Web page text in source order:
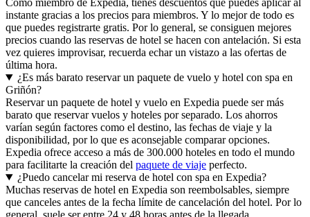
Como miembro de Expedia, tienes descuentos que puedes aplicar al
instante gracias a los precios para miembros. Y lo mejor de todo es
que puedes registrarte gratis. Por lo general, se consiguen mejores
precios cuando las reservas de hotel se hacen con antelación. Si esta
vez quieres improvisar, recuerda echar un vistazo a las ofertas de
última hora.
¿Es más barato reservar un paquete de vuelo y hotel con spa en
Griñón?
Reservar un paquete de hotel y vuelo en Expedia puede ser más
barato que reservar vuelos y hoteles por separado. Los ahorros
varían según factores como el destino, las fechas de viaje y la
disponibilidad, por lo que es aconsejable comparar opciones.
Expedia ofrece acceso a más de 300.000 hoteles en todo el mundo
para facilitarte la creación del paquete de viaje perfecto.
¿Puedo cancelar mi reserva de hotel con spa en Expedia?
Muchas reservas de hotel en Expedia son reembolsables, siempre
que canceles antes de la fecha límite de cancelación del hotel. Por lo
general, suele ser entre 24 y 48 horas antes de la llegada